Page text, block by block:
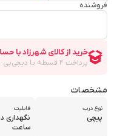
فروشنده
مشخصات
نوع درب
پیچی
قابلیت
ساعت